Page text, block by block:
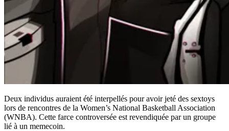
Deux individus auraient été interpellés pour avoir jeté des sextoys
lors de rencontres de la Women’s National Basketball Association
(WNBA). Cette farce controversée est revendiquée par un groupe
lié à un memecoin.